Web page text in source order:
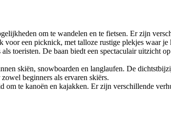
om te wandelen en te fietsen. Er zijn
een picknick, met talloze rustige plekjes waar je
toeristen. De baan biedt een spectaculair uitzicht
skiën, snowboarden en langlaufen. De
beginners als ervaren skiërs.
te kanoën en kajakken. Er zijn verschillende